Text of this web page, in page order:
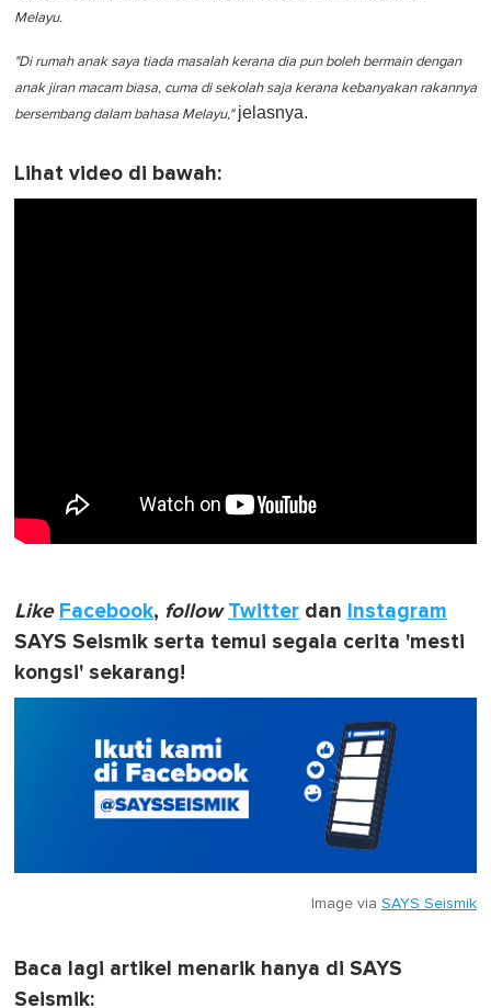
Melayu.
"Di rumah anak saya tiada masalah kerana dia pun boleh bermain dengan
anak jiran macam biasa, cuma di sekolah saja kerana kebanyakan rakannya
bersembang dalam bahasa Melayu,"jelasnya.
Lihat video di bawah:
Like Facebook, follow Twitter dan Instagram
SAYS Seismik serta temui segala cerita 'mesti
kongsi' sekarang!
Image via SAYS Seismik
Baca lagi artikel menarik hanya di SAYS
Seismik: